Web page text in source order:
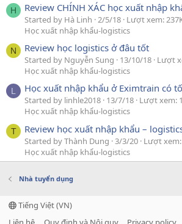
H Review CHÍNH XÁC học xuất nhập
Started by Hà Linh 2/5/18 Lượt xem:
Học xuất nhập khẩu-logistics
N Review học logistics ở đâu tốt
Started by Nguyễn Sung 13/10/18 Lượt
Học xuất nhập khẩu-logistics
L Học xuất nhập khẩu ở Eximtrain có
Started by linhle2018 13/7/18 Lượt xem:
Học xuất nhập khẩu-logistics
T Review học xuất nhập khẩu –
Started by Thành Dung 3/3/20 Lượt xem:
Học xuất nhập khẩu-logistics
Nhà tuyển dụng
Tiếng Việt (VN)